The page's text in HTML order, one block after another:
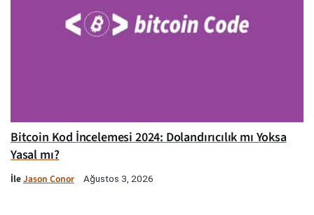
Bitcoin Kod İncelemesi 2024: Dolandırıcılık mı Yoksa
Yasal mı?
İleJason Conor Ağustos 3, 2026